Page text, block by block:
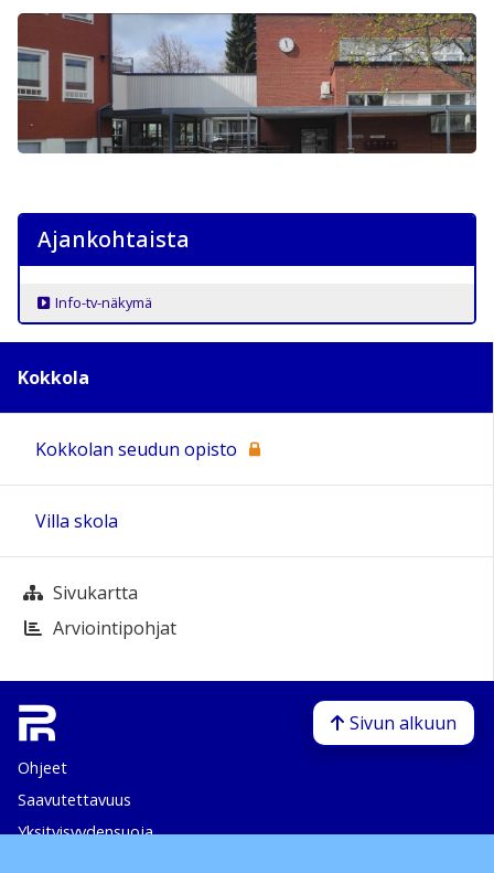
Ajankohtaista
Info-tv-näkymä
Kokkola
Kokkolan seudun opisto
Villa skola
Sivukartta
Arviointipohjat
Ohjeet
Saavutettavuus
Yksityisyydensuoja
Sivun alkuun